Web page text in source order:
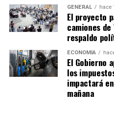
Foto: AFP.
Sus unidades están
GENERAL hace
El proyecto
camiones
respaldo
ECONOMÍA
El Gobierno
los
impactará
mañana